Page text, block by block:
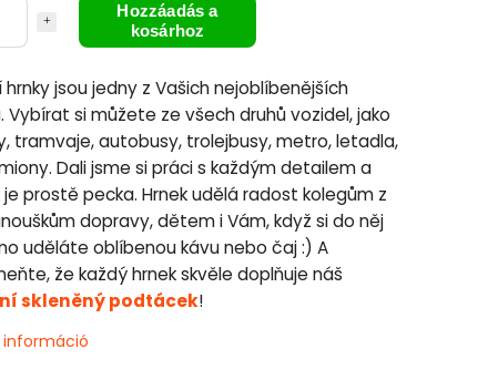
Hozzáadás a
kosárhoz
jsou jedny z Vašich nejoblíbenějších
Vybírat si můžete ze všech druhů vozidel, jako
tramvaje, autobusy, trolejbusy, metro, letadla,
Dali jsme si práci s každým detailem a
prostě pecka. Hrnek udělá radost kolegům z
dopravy, dětem i Vám, když si do něj
uděláte oblíbenou kávu nebo čaj :) A
že každý hrnek skvěle doplňuje náš
skleněný podtácek!
információ